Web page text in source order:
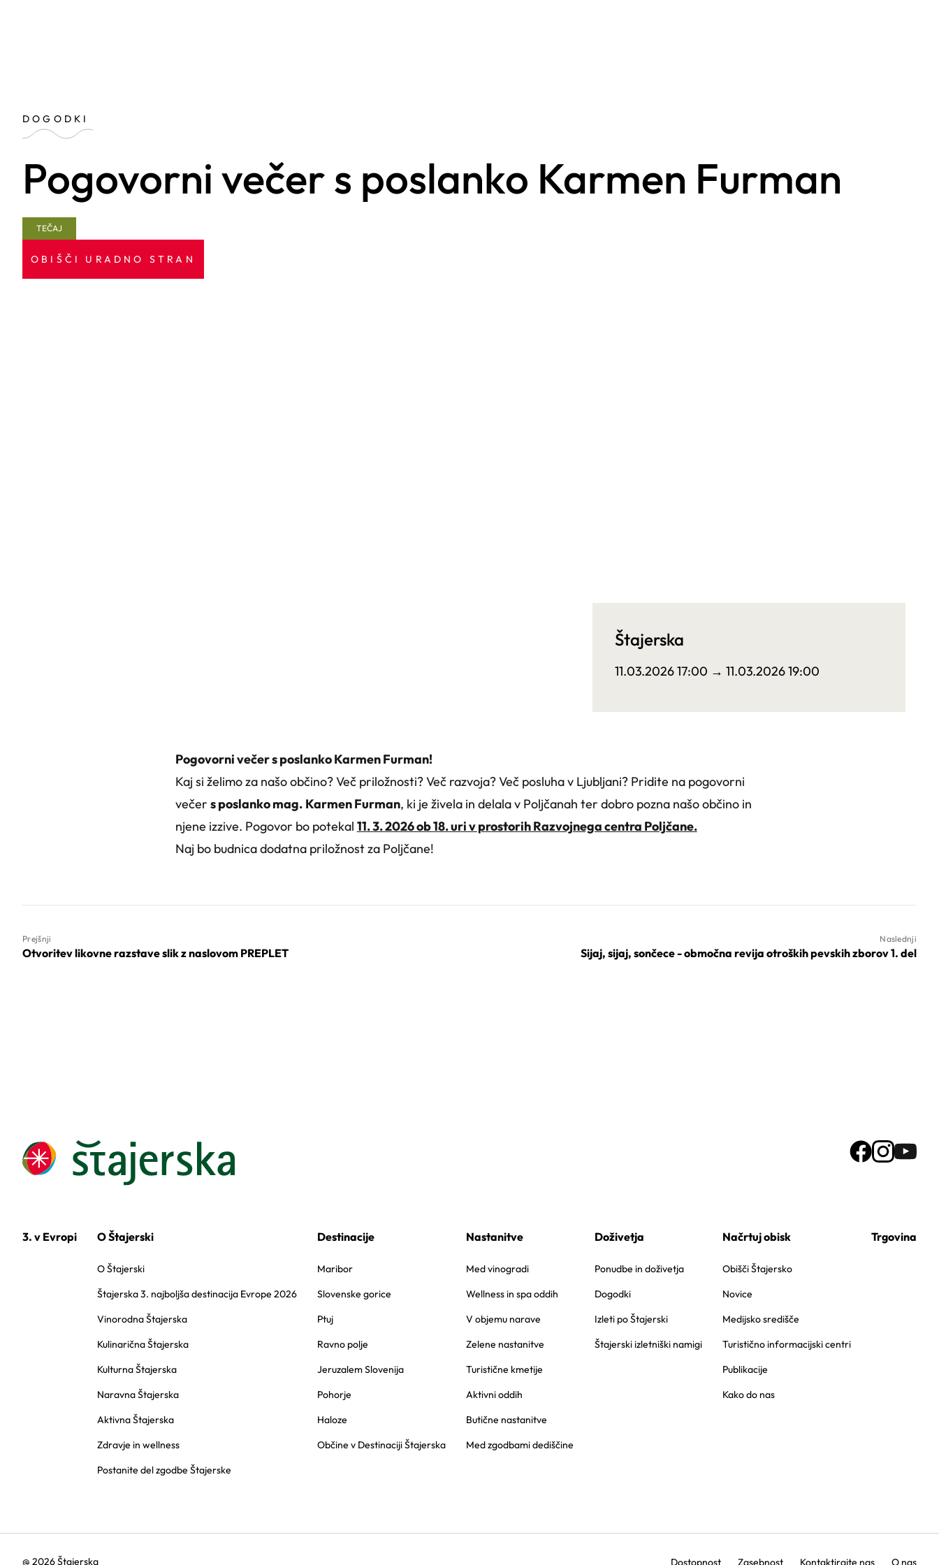
DOGODKI
Pogovorni večer s poslanko Karmen Furman
TEČAJ
OBIŠČI URADNO STRAN
Štajerska
11.03.2026 17:00 → 11.03.2026 19:00
Pogovorni večer s poslanko Karmen Furman!
Kaj si želimo za našo občino? Več priložnosti? Več razvoja? Več posluha v Ljubljani? Pridite na pogovorni
večer s poslanko mag. Karmen Furman, ki je živela in delala v Poljčanah ter dobro pozna našo občino in
njene izzive. Pogovor bo potekal 11. 3. 2026 ob 18. uri v prostorih Razvojnega centra Poljčane.
Naj bo budnica dodatna priložnost za Poljčane!
Prejšnji
Otvoritev likovne razstave slik z naslovom PREPLET
Naslednji
Sijaj, sijaj, sončece - območna revija otroških pevskih zborov 1. del
3. v Evropi O Štajerski
O Štajerski
Štajerska 3. najboljša destinacija Evrope 2026
Vinorodna Štajerska
Kulinarična Štajerska
Kulturna Štajerska
Naravna Štajerska
Aktivna Štajerska
Zdravje in wellness
Postanite del zgodbe Štajerske
Destinacije
Maribor
Slovenske gorice
Ptuj
Ravno polje
Jeruzalem Slovenija
Pohorje
Haloze
Občine v Destinaciji Štajerska
Nastanitve
Med vinogradi
Wellness in spa oddih
V objemu narave
Zelene nastanitve
Turistične kmetije
Aktivni oddih
Butične nastanitve
Med zgodbami dediščine
Doživetja
Ponudbe in doživetja
Dogodki
Izleti po Štajerski
Štajerski izletniški namigi
Načrtuj obisk
Obišči Štajersko
Novice
Medijsko središče
Turistično informacijski centri
Publikacije
Kako do nas
Trgovina
@ 2026 Štajerska Dostopnost Zasebnost Kontaktirajte nas O nas